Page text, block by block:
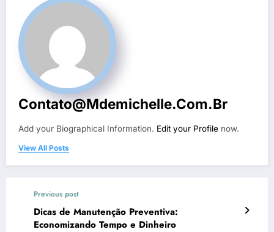
Contato@mdemichelle.com.br
Add your Biographical Information. Edit your Profile now.
View All Posts
Previous post
Dicas de Manutenção Preventiva:
Economizando Tempo e Dinheiro